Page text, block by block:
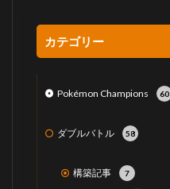
カテゴリー
Pokémon Champions 60
ダブルバトル 58
構築記事 7